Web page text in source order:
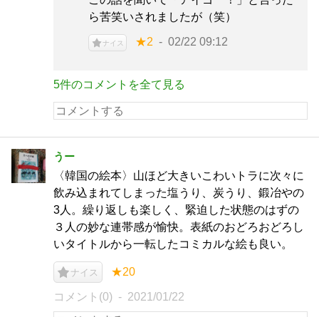
ら苦笑いされましたが（笑）
ナイス ★2 02/22 09:12
5件のコメントを全て見る
うー
〈韓国の絵本〉山ほど大きいこわいトラに次々に
飲み込まれてしまった塩うり、炭うり、鍛冶やの
3人。繰り返しも楽しく、緊迫した状態のはずの
３人の妙な連帯感が愉快。表紙のおどろおどろし
いタイトルから一転したコミカルな絵も良い。
ナイス ★20
コメント(0) 2021/01/22